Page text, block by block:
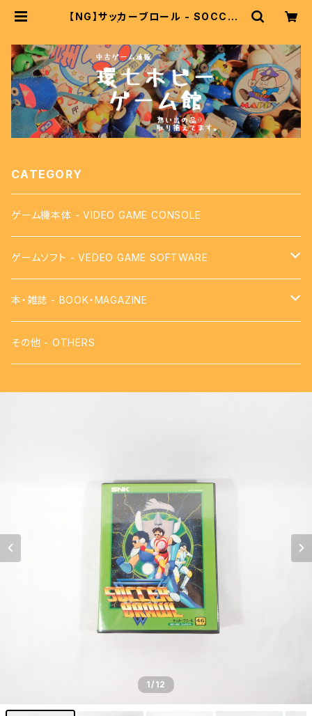
【NG】サッカーブロール - SOCCER
CATEGORY
ゲーム機本体 - VIDEO GAME CONSOLE
ゲームソフト - VEDEO GAME SOFTWARE
【FC】ファミコン - FAMICOM
【FDS】ディスクシステム - DISK SYSTEM
【PS】プレイステーション - PLAY STATION
【NG】ネオジオ - NEOGEO
【MK3】セガ マーク3 - SEGA MARKⅢ
【DC】ドリームキャスト - DREAM CAST
本・雑誌 - BOOK・MAGAZINE
攻略本
その他 - OTHERS
1/12